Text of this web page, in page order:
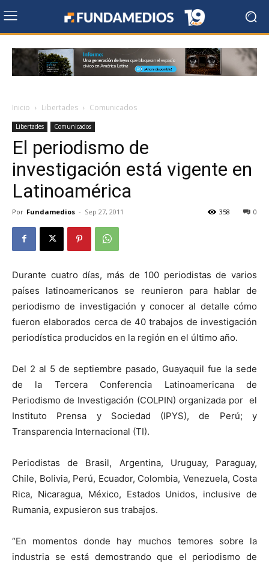
Inicio Libertades Comunicados
Libertades Comunicados
El periodismo de
investigación está vigente en
Latinoamérica
Por Fundamedios - Sep 27, 2011 0
358
Durante cuatro días, más de 100 periodistas de varios
países latinoamericanos se reunieron para hablar de
periodismo de investigación y conocer al detalle cómo
fueron elaborados cerca de 40 trabajos de investigación
periodística producidos en la región en el último año.
Del 2 al 5 de septiembre pasado, Guayaquil fue la sede
de la Tercera Conferencia Latinoamericana de
Periodismo de Investigación (COLPIN) organizada por el
Instituto Prensa y Sociedad (IPYS), de Perú; y
Transparencia Internacional (TI).
Periodistas de Brasil, Argentina, Uruguay, Paraguay,
Chile, Bolivia, Perú, Ecuador, Colombia, Venezuela, Costa
Rica, Nicaragua, México, Estados Unidos, inclusive de
Rumania, expusieron sus trabajos.
“En momentos donde hay muchos temores sobre la
industria se está demostrando que el periodismo de